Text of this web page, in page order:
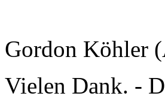
Gordon Köhler
Vielen Dank. -